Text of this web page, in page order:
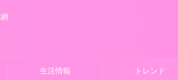
生活情報 トレンド